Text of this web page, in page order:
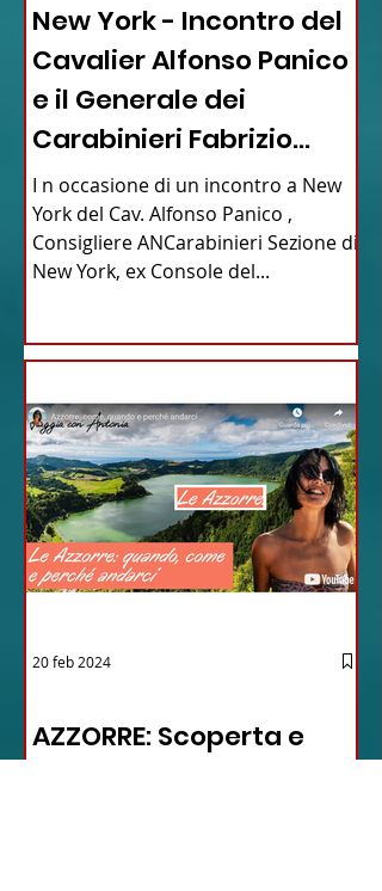
New York - Incontro del
Cavalier Alfonso Panico
e il Generale dei
Carabinieri Fabrizio
Parrulli
I n occasione di un incontro a New
York del Cav. Alfonso Panico ,
Consigliere ANCarabinieri Sezione di
New York, ex Console del...
AZZORRE: Scoperta e
20 feb 2024